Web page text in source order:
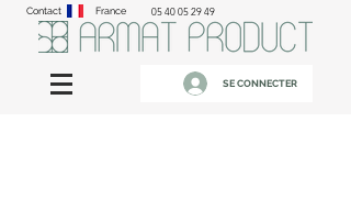
Contact France 05 40 05 29 49
SE CONNECTER